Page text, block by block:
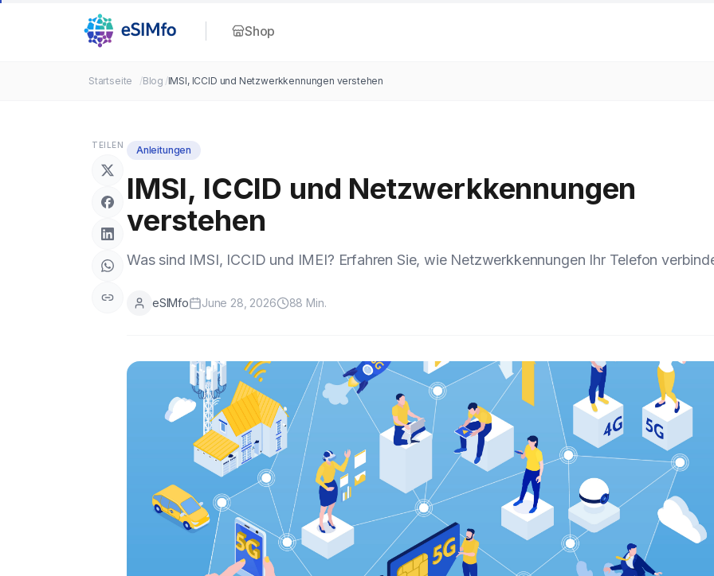
Shop
Startseite /Blog /IMSI, ICCID und Netzwerkkennungen verstehen
TEILEN Anleitungen
IMSI, ICCID und Netzwerkkennungen
verstehen
Was sind IMSI, ICCID und IMEI? Erfahren Sie, wie Netzwerkkennungen Ihr Telefon
eSIMfo June 28, 2026 88 Min.